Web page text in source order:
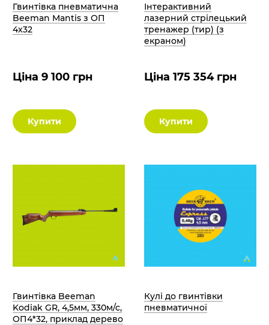
Гвинтівка пневматична
Beeman Mantis з ОП
4х32
Ціна 9 100 грн
Купити
Інтерактивний
лазерний стрілецький
тренажер (тир) (з
екраном)
Ціна 175 354 грн
Купити
Гвинтівка Beeman
Kodiak GR, 4,5мм, 330м/с,
ОП4*32, приклад дерево
Кулі до гвинтівки
пневматичної